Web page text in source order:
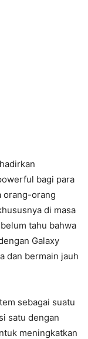
bagi para
orang-orang
di masa
tahu bahwa
Galaxy
dan bermain jauh
sebagai suatu
satu dengan
meningkatkan